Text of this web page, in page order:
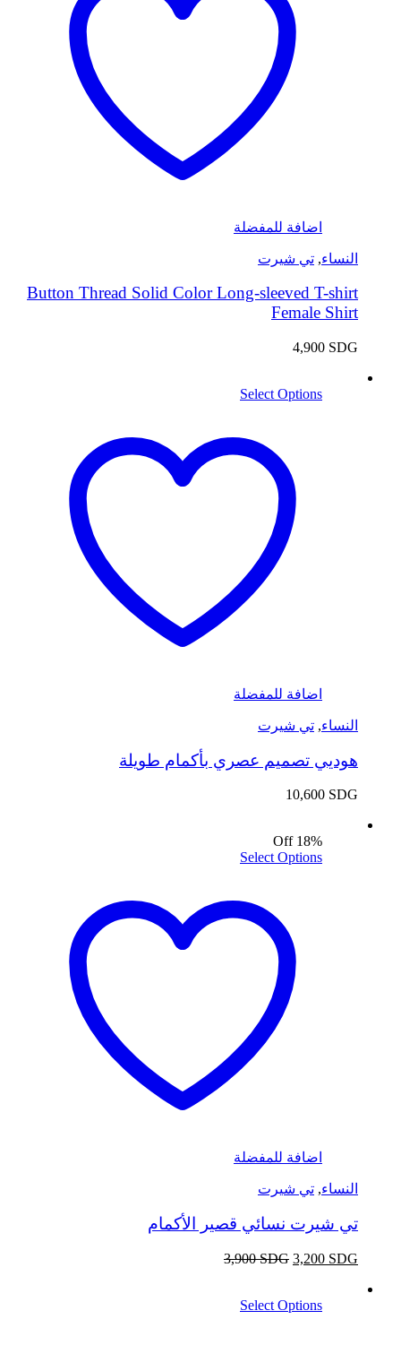
اضافة للمفضلة
النساء, تي شيرت
Button Thread Solid Color Long-sleeved T-shirt
Female Shirt
4,900 SDG
Select Options
اضافة للمفضلة
النساء, تي شيرت
هوديي تصميم عصري بأكمام طويلة
10,600 SDG
18% Off
Select Options
اضافة للمفضلة
النساء, تي شيرت
تي شيرت نسائي قصير الأكمام
3,200 SDG
3,900SDG
Select Options